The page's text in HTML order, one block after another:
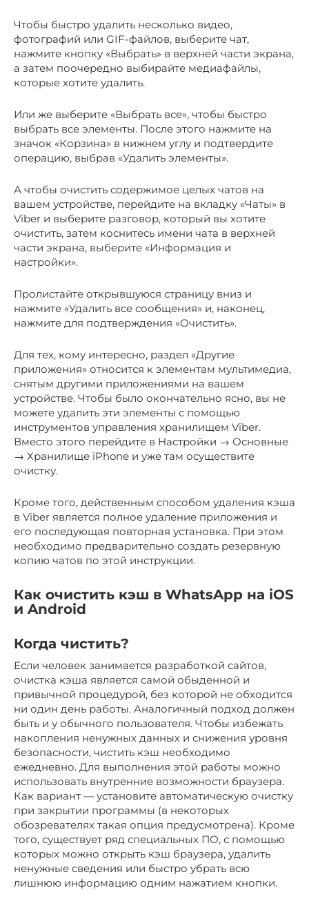
Чтобы быстро удалить несколько видео,
фотографий или GIF-файлов, выберите чат,
нажмите кнопку «Выбрать» в верхней части экрана,
а затем поочередно выбирайте медиафайлы,
которые хотите удалить.
Или же выберите «Выбрать все», чтобы быстро
выбрать все элементы. После этого нажмите на
значок «Корзина» в нижнем углу и подтвердите
операцию, выбрав «Удалить элементы».
А чтобы очистить содержимое целых чатов на
вашем устройстве, перейдите на вкладку «Чаты» в
Viber и выберите разговор, который вы хотите
очистить, затем коснитесь имени чата в верхней
части экрана, выберите «Информация и
настройки».
Пролистайте открывшуюся страницу вниз и
нажмите «Удалить все сообщения» и, наконец,
нажмите для подтверждения «Очистить».
Для тех, кому интересно, раздел «Другие
приложения» относится к элементам мультимедиа,
снятым другими приложениями на вашем
устройстве. Чтобы было окончательно ясно, вы не
можете удалить эти элементы с помощью
инструментов управления хранилищем Viber.
Вместо этого перейдите в Настройки → Основные
→ Хранилище iPhone и уже там осуществите
очистку.
Кроме того, действенным способом удаления кэша
в Viber является полное удаление приложения и
его последующая повторная установка. При этом
необходимо предварительно создать резервную
копию чатов по этой инструкции.
Как очистить кэш в WhatsApp на iOS
и Android
Когда чистить?
Если человек занимается разработкой сайтов,
очистка кэша является самой обыденной и
привычной процедурой, без которой не обходится
ни один день работы. Аналогичный подход должен
быть и у обычного пользователя. Чтобы избежать
накопления ненужных данных и снижения уровня
безопасности, чистить кэш необходимо
ежедневно. Для выполнения этой работы можно
использовать внутренние возможности браузера.
Как вариант — установите автоматическую очистку
при закрытии программы (в некоторых
обозревателях такая опция предусмотрена). Кроме
того, существует ряд специальных ПО, с помощью
которых можно открыть кэш браузера, удалить
ненужные сведения или быстро убрать всю
лишнюю информацию одним нажатием кнопки.